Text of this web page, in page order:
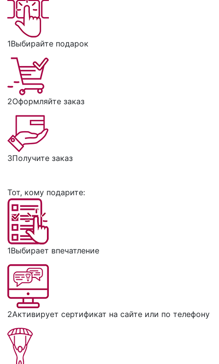
1Выбирайте подарок
2Оформляйте заказ
3Получите заказ
Тот, кому подарите:
1Выбирает впечатление
2Активирует сертификат на сайте или по телефону